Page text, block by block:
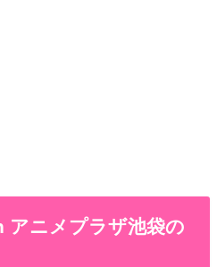
アニメプラザ池袋の